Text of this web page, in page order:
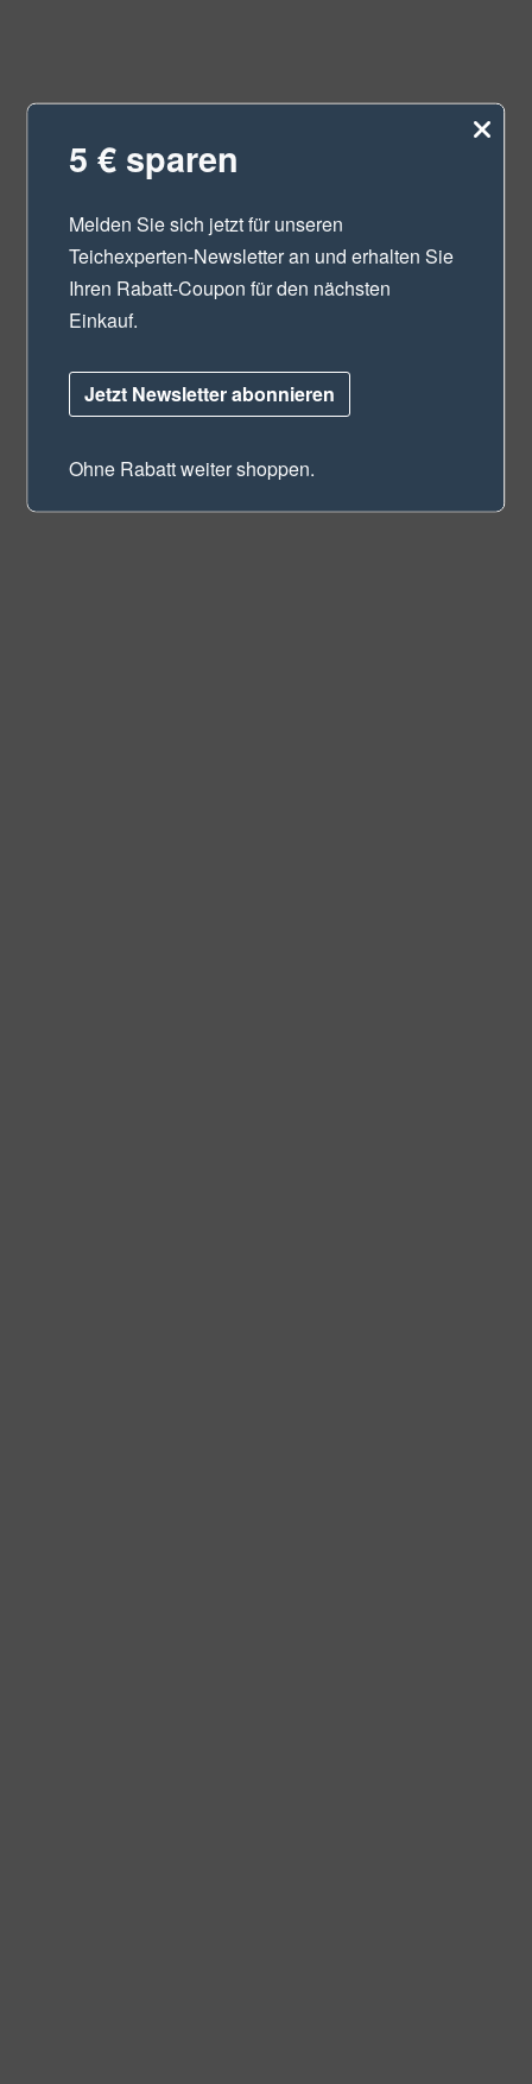
5 € sparen
Melden Sie sich jetzt für unseren
Teichexperten-Newsletteran und erhalten Sie
Ihren Rabatt-Coupon für den nächsten
Einkauf.
Jetzt Newsletter abonnieren
Ohne Rabatt weiter shoppen.